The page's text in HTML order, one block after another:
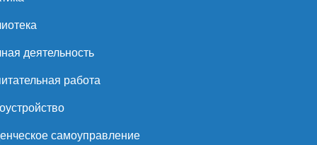
деятельность
работа
самоуправление